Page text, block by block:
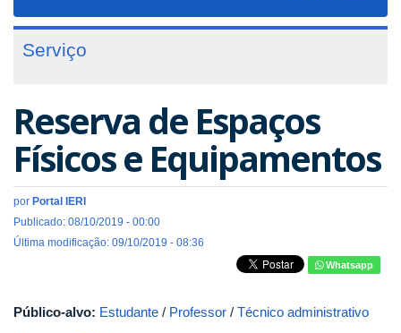
Serviço
Reserva de Espaços
Físicos e Equipamentos
por Portal IERI
Publicado: 08/10/2019 - 00:00
Última modificação: 09/10/2019 - 08:36
Whatsapp
Público-alvo: Estudante / Professor / Técnico administrativo